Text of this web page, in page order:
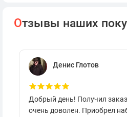
Отзывы наших
Денис Глотов
Добрый день! Получил
очень доволен. Приобрел